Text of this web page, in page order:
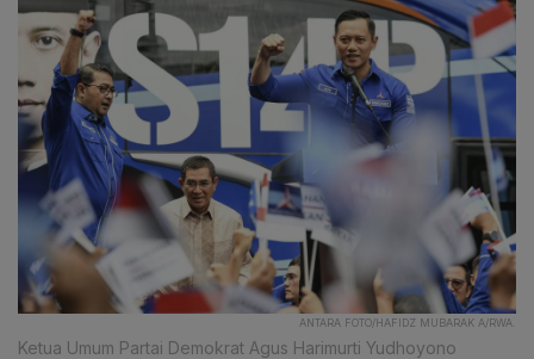
ANTARA FOTO/HAFIDZ MUBARAK A/RWA.
Ketua Umum Partai Demokrat Agus Harimurti Yudhoyono